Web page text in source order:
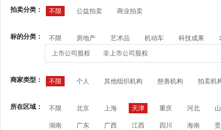
拍卖分类： 不限 公益拍卖 商业拍卖
标的分类： 不限 房地产 艺术品 机动车 科技成果
上市公司股权 非上市公司股权
商家类型： 不限 个人 其他组织机构 慈善机构 拍卖机
所在区域： 不限 北京 上海 天津 重庆 河北
湖南 广东 广西 江西 四川 海南